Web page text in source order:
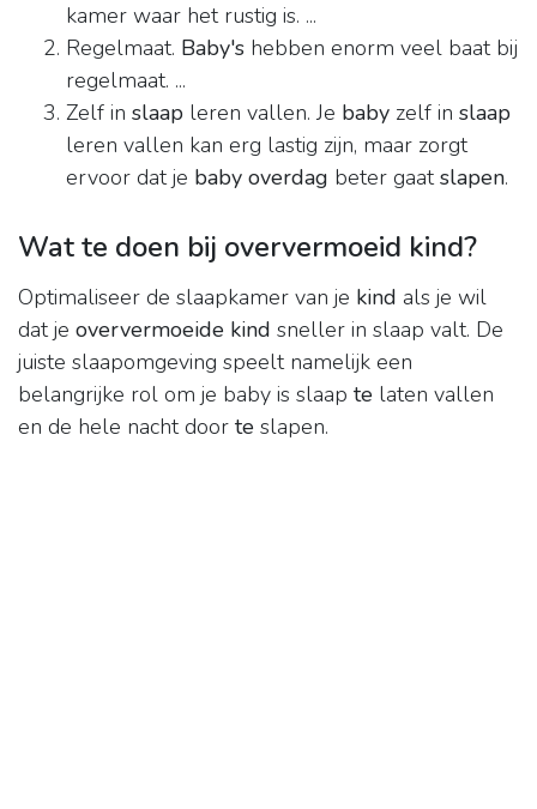
kamer waar het rustig is. ...
Regelmaat. Baby's hebben enorm veel baat bij
regelmaat. ...
Zelf in slaap leren vallen. Je baby zelf in slaap
leren vallen kan erg lastig zijn, maar zorgt
ervoor dat je baby overdag beter gaatslapen.
Wat te doen bij oververmoeid kind?
Optimaliseer de slaapkamer van je kind als je wil
dat je oververmoeide kind sneller in slaap valt. De
juiste slaapomgeving speelt namelijk een
belangrijke rol om je baby is slaap te laten vallen
en de hele nacht door te slapen.